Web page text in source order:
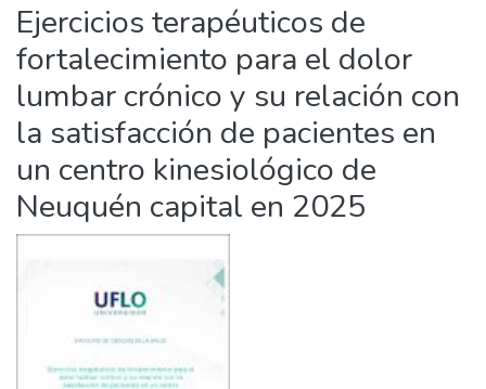
Statistics
Ejercicios terapéuticos de
fortalecimiento para el dolor
lumbar crónico y su relación con
la satisfacción de pacientes en
un centro kinesiológico de
Neuquén capital en 2025